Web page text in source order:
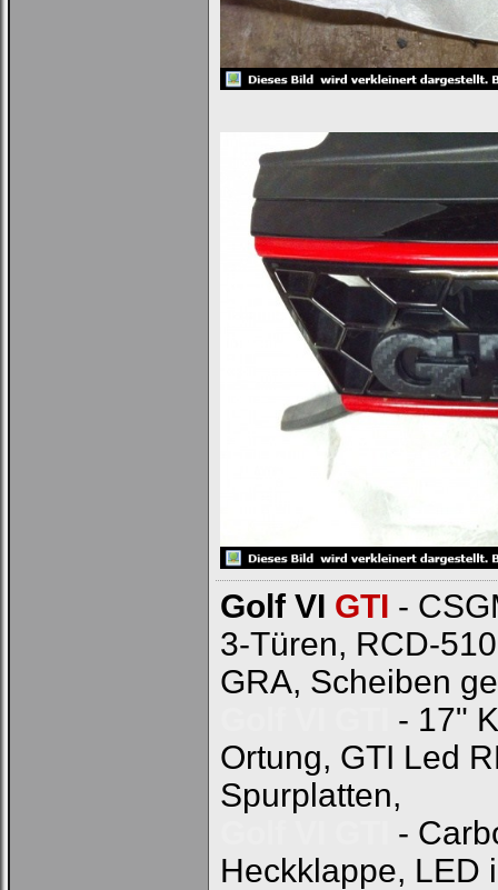
Golf VI GTI -
3-Türen, RCD-
GRA, Scheiben
- 17"
Ortung, GTI Led
Spurplatten,
-
Heckklappe, LED